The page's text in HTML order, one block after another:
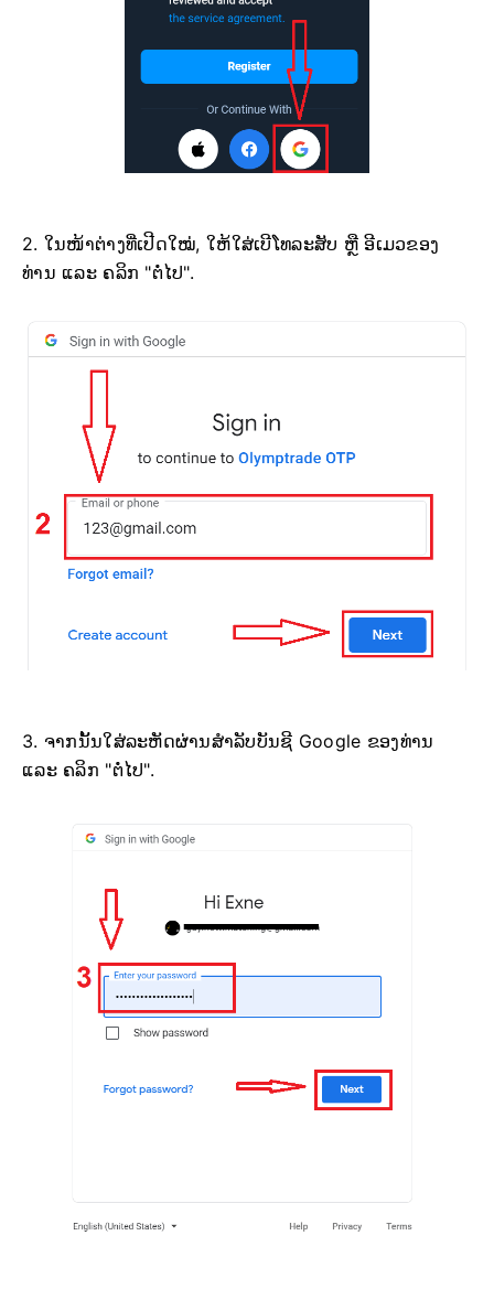
2. ໃນໜ້າຕ່າງທີ່ເປີດໃໝ່, ໃຫ້ໃສ່ເບີໂທລະສັບ ຫຼື ອີເມວຂອງ
ທ່ານ ແລະ ຄລິກ "ຕໍ່ໄປ".
3. ຈາກນັ້ນໃສ່ລະຫັດຜ່ານສຳລັບບັນຊີ Google ຂອງທ່ານ
ແລະ ຄລິກ "ຕໍ່ໄປ".